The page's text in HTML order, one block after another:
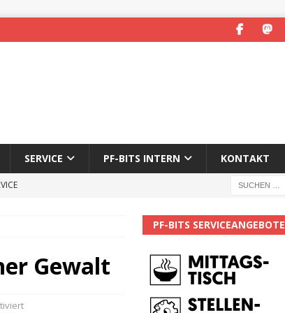
SERVICE PF-BITS INTERN KONTAKT
nicht mehr
Gewalt
PF-BITS SERVICEANGEBOTE